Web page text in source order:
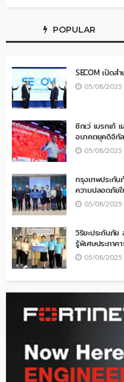
POPULAR
SECOM เปิดส
05/08/2025
ซิกเว่ เบรกเก้
อนาคตยุคดิจิทัล
05/08/2025
กรุงเทพประกั
ความปลอดภัย
05/08/2025
วิริยะประกันภั
รู้พิเศษประภา
05/08/2025